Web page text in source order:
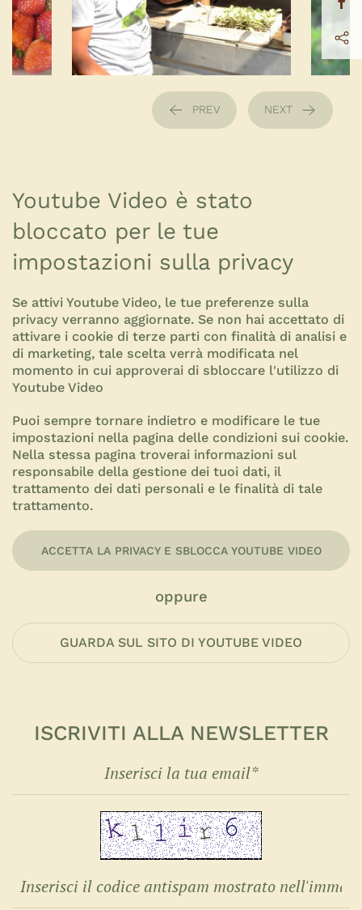
PREV NEXT
Youtube Video è stato
bloccato per le tue
impostazioni sulla privacy
Se attivi Youtube Video, le tue preferenze sulla
privacy verranno aggiornate. Se non hai accettato di
attivare i cookie di terze parti con finalità di analisi e
di marketing, tale scelta verrà modificata nel
momento in cui approverai di sbloccare l'utilizzo di
Youtube Video
Puoi sempre tornare indietro e modificare le tue
impostazioni nella pagina delle condizioni sui cookie.
Nella stessa pagina troverai informazioni sul
responsabile della gestione dei tuoi dati, il
trattamento dei dati personali e le finalità di tale
trattamento.
ACCETTA LA PRIVACY E SBLOCCA YOUTUBE VIDEO
oppure
GUARDA SUL SITO DI YOUTUBE VIDEO
ISCRIVITI ALLA NEWSLETTER